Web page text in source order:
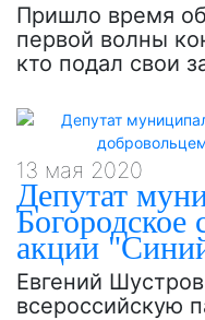
Пришло время
первой волны
кто подал свои
13 мая 2020
Депутат
Богородское
акции
Евгений
всероссийскую